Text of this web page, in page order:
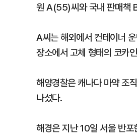
원 A(55)씨와 국내 판매책
A씨는 해외에서 컨테이너
장소에서 고체 형태의 코카
해양경찰은 캐나다 마약 조
나섰다.
해경은 지난 10일 서울 반